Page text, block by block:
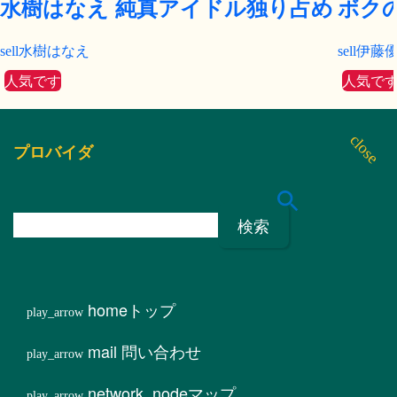
水樹はなえ 純真アイドル独り占め
水樹はなえ
人気です
ボク
伊藤
人気で
プロバイダ
home トップ
mail 問い合わせ